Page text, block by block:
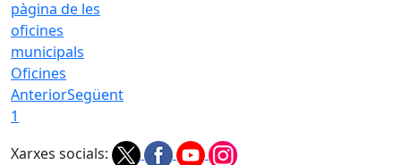
Oficines
AnteriorSegüent
1
Xarxes socials: